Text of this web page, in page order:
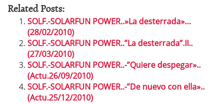
Related Posts:
SOLF.-SOLARFUN POWER..»La desterrada»…
(28/02/2010)
SOLF.-SOLARFUN POWER..”La desterrada”.II..
(27/03/2010)
SOLF.-SOLARFUN POWER..-”Quiere despegar»..
(Actu.26/09/2010)
SOLF.-SOLARFUN POWER..-”De nuevo con ella»..
(Actu.25/12/2010)